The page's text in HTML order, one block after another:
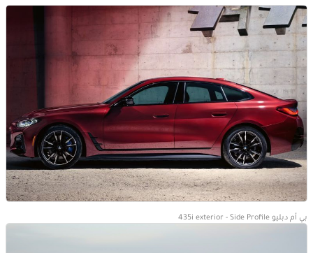
بي أم دبليو 435i exterior - Side Profile